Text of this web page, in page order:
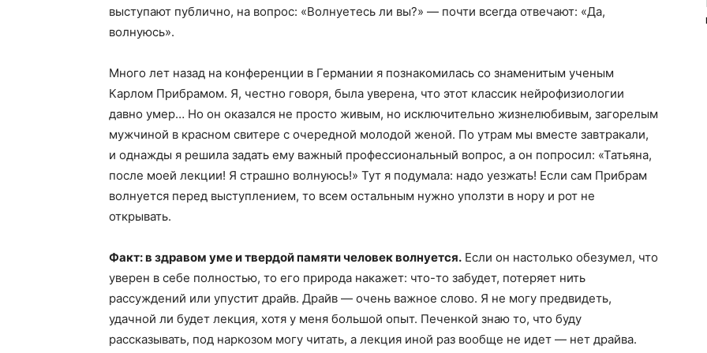
выступают публично, на вопрос: «Волнуетесь ли вы?» — почти всегда отвечают: «Да,
волнуюсь».
Много лет назад на конференции в Германии я познакомилась со знаменитым ученым
Карлом Прибрамом. Я, честно говоря, была уверена, что этот классик нейрофизиологии
давно умер… Но он оказался не просто живым, но исключительно жизнелюбивым, загорелым
мужчиной в красном свитере с очередной молодой женой. По утрам мы вместе завтракали,
и однажды я решила задать ему важный профессиональный вопрос, а он попросил: «Татьяна,
после моей лекции! Я страшно волнуюсь!» Тут я подумала: надо уезжать! Если сам Прибрам
волнуется перед выступлением, то всем остальным нужно уползти в нору и рот не
открывать.
Факт: в здравом уме и твердой памяти человек волнуется. Если он настолько обезумел, что
уверен в себе полностью, то его природа накажет: что-то забудет, потеряет нить
рассуждений или упустит драйв. Драйв — очень важное слово. Я не могу предвидеть,
удачной ли будет лекция, хотя у меня большой опыт. Печенкой знаю то, что буду
рассказывать, под наркозом могу читать, а лекция иной раз вообще не идет — нет драйва.